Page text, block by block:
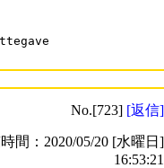
No.[723] [返信]
間：2020/05/20 [水曜日]
16:53:21